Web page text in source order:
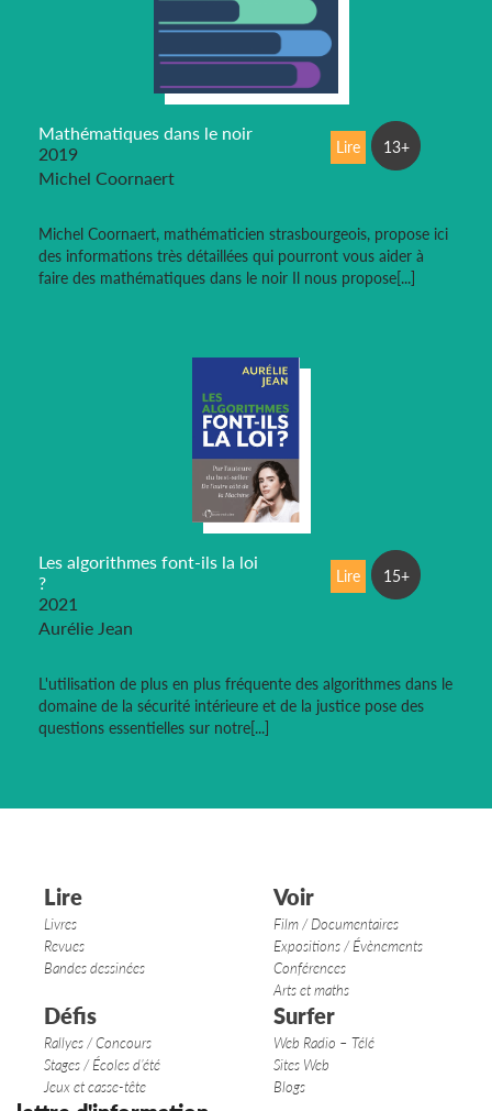
Mathématiques dans le noir
2019
Michel Coornaert
Michel Coornaert, mathématicien strasbourgeois, propose ici
des informations très détaillées qui pourront vous aider à
faire des mathématiques dans le noir Il nous propose[...]
Lire 13+
Les algorithmes font-ils la loi
?
2021
Aurélie Jean
L'utilisation de plus en plus fréquente des algorithmes dans le
domaine de la sécurité intérieure et de la justice pose des
questions essentielles sur notre[...]
Lire 15+
Lire
Livres
Revues
Bandes dessinées
Voir
Film / Documentaires
Expositions / Évènements
Conférences
Arts et maths
Défis
Rallyes / Concours
Stages / Écoles d’été
Jeux et casse-tête
Surfer
Web Radio – Télé
Sites Web
Blogs